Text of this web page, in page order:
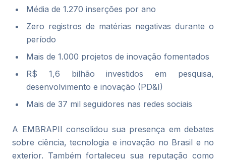
Média de 1.270 inserções por ano
Zero registros de matérias negativas durante o
período
Mais de 1.000 projetos de inovação fomentados
R$ 1,6 bilhão investidos em pesquisa,
desenvolvimento e inovação (PD&I)
Mais de 37 mil seguidores nas redes sociais
A EMBRAPII consolidou sua presença em debates
sobre ciência, tecnologia e inovação no Brasil e no
exterior. Também fortaleceu sua reputação como